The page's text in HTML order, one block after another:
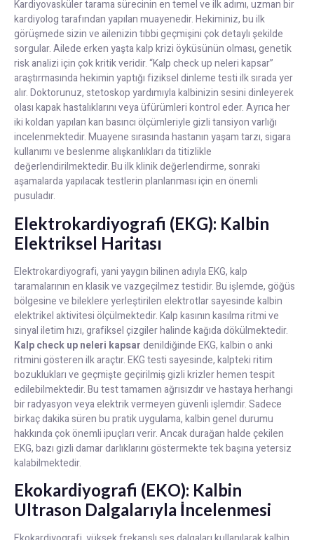
Kardiyovasküler tarama sürecinin en temel ve ilk adımı, uzman bir
kardiyolog tarafından yapılan muayenedir. Hekiminiz, bu ilk
görüşmede sizin ve ailenizin tıbbi geçmişini çok detaylı şekilde
sorgular. Ailede erken yaşta kalp krizi öyküsünün olması, genetik
risk analizi için çok kritik veridir. “Kalp check up neleri kapsar”
araştırmasında hekimin yaptığı fiziksel dinleme testi ilk sırada yer
alır. Doktorunuz, stetoskop yardımıyla kalbinizin sesini dinleyerek
olası kapak hastalıklarını veya üfürümleri kontrol eder. Ayrıca her
iki koldan yapılan kan basıncı ölçümleriyle gizli tansiyon varlığı
incelenmektedir. Muayene sırasında hastanın yaşam tarzı, sigara
kullanımı ve beslenme alışkanlıkları da titizlikle
değerlendirilmektedir. Bu ilk klinik değerlendirme, sonraki
aşamalarda yapılacak testlerin planlanması için en önemli
pusuladır.
Elektrokardiyografi (EKG): Kalbin
Elektriksel Haritası
Elektrokardiyografi, yani yaygın bilinen adıyla EKG, kalp
taramalarının en klasik ve vazgeçilmez testidir. Bu işlemde, göğüs
bölgesine ve bileklere yerleştirilen elektrotlar sayesinde kalbin
elektrikel aktivitesi ölçülmektedir. Kalp kasının kasılma ritmi ve
sinyal iletim hızı, grafiksel çizgiler halinde kağıda dökülmektedir.
Kalp check up neleri kapsardenildiğinde EKG, kalbin o anki
ritmini gösteren ilk araçtır. EKG testi sayesinde, kalpteki ritim
bozuklukları ve geçmişte geçirilmiş gizli krizler hemen tespit
edilebilmektedir. Bu test tamamen ağrısızdır ve hastaya herhangi
bir radyasyon veya elektrik vermeyen güvenli işlemdir. Sadece
birkaç dakika süren bu pratik uygulama, kalbin genel durumu
hakkında çok önemli ipuçları verir. Ancak durağan halde çekilen
EKG, bazı gizli damar darlıklarını göstermekte tek başına yetersiz
kalabilmektedir.
Ekokardiyografi (EKO): Kalbin
Ultrason Dalgalarıyla İncelenmesi